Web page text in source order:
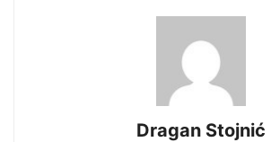
Dragan Stojnić